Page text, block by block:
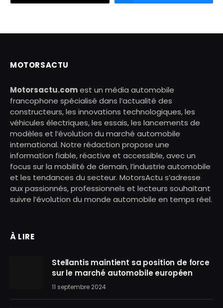
MOTORSACTU
Motorsactu.comest un média automobile
francophone spécialisé dans l’actualité des
constructeurs, les innovations technologiques, les
véhicules électriques, les essais, les lancements de
modèles et l’évolution du marché automobile
international. Notre rédaction propose une
information fiable, réactive et accessible, avec un
focus sur la mobilité de demain, l’industrie automobile
et les tendances du secteur. MotorsActu s’adresse
aux passionnés, professionnels et lecteurs souhaitant
suivre l’évolution du monde automobile en temps réel.
À LIRE
Stellantis maintient sa position de force
sur le marché automobile européen
11 septembre 2024